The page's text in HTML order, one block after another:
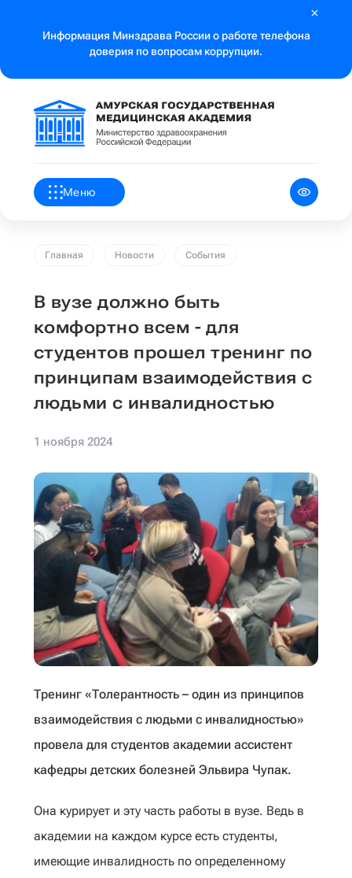
Информация Минздрава России о работе телефона
доверия по вопросам коррупции.
Меню
Главная Новости События
В вузе должно быть
комфортно всем - для
студентов прошел тренинг по
принципам взаимодействия с
людьми с инвалидностью
1 ноября 2024
Тренинг «Толерантность – один из принципов
взаимодействия с людьми с инвалидностью»
провела для студентов академии ассистент
кафедры детских болезней Эльвира Чупак.
Она курирует и эту часть работы в вузе. Ведь в
академии на каждом курсе есть студенты,
имеющие инвалидность по определенному